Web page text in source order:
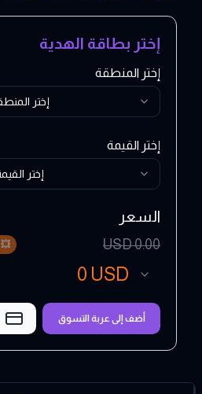
إختر بطاقة الهدية
إختر المنطقة
إختر
إختر القيمة
إختر
السعر
0.00
USD
💥
0 USD
أضف إلى عربة التسوق